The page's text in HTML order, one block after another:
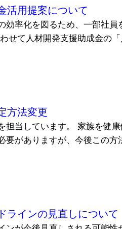
活用提案について
効率化を図るため、一部社員
せて人材開発支援助成金の
方法変更
担当しています。 家族を健
要がありますが、今後この方
ラインの見直しについて